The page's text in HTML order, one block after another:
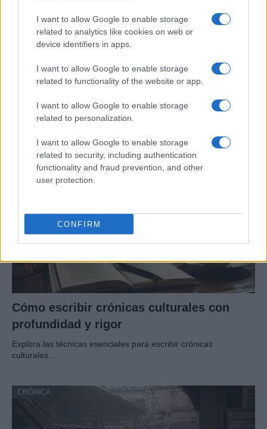
I want to allow Google to enable storage
related to analytics like cookies on web or
device identifiers in apps.
I want to allow Google to enable storage
related to functionality of the website or app.
I want to allow Google to enable storage
related to personalization.
I want to allow Google to enable storage
related to security, including authentication
functionality and fraud prevention, and other
user protection.
CONFIRM
Tragedia en Santa Susanna: un bombero
fallece durante un incendio en un hotel
Un bombero de la Generalitat pierde la vida…
CRÓNICA
Cómo escribir crónicas culturales con
profundidad y rigor
Explora las técnicas esenciales para escribir crónicas
culturales…
CRÓNICA